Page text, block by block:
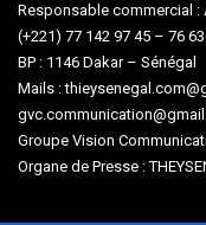
Responsable commercial :
(+221) 77 142 97 45 – 76
BP : 1146 Dakar – Sénégal
Mails :
Groupe Vision
Organe de Presse :